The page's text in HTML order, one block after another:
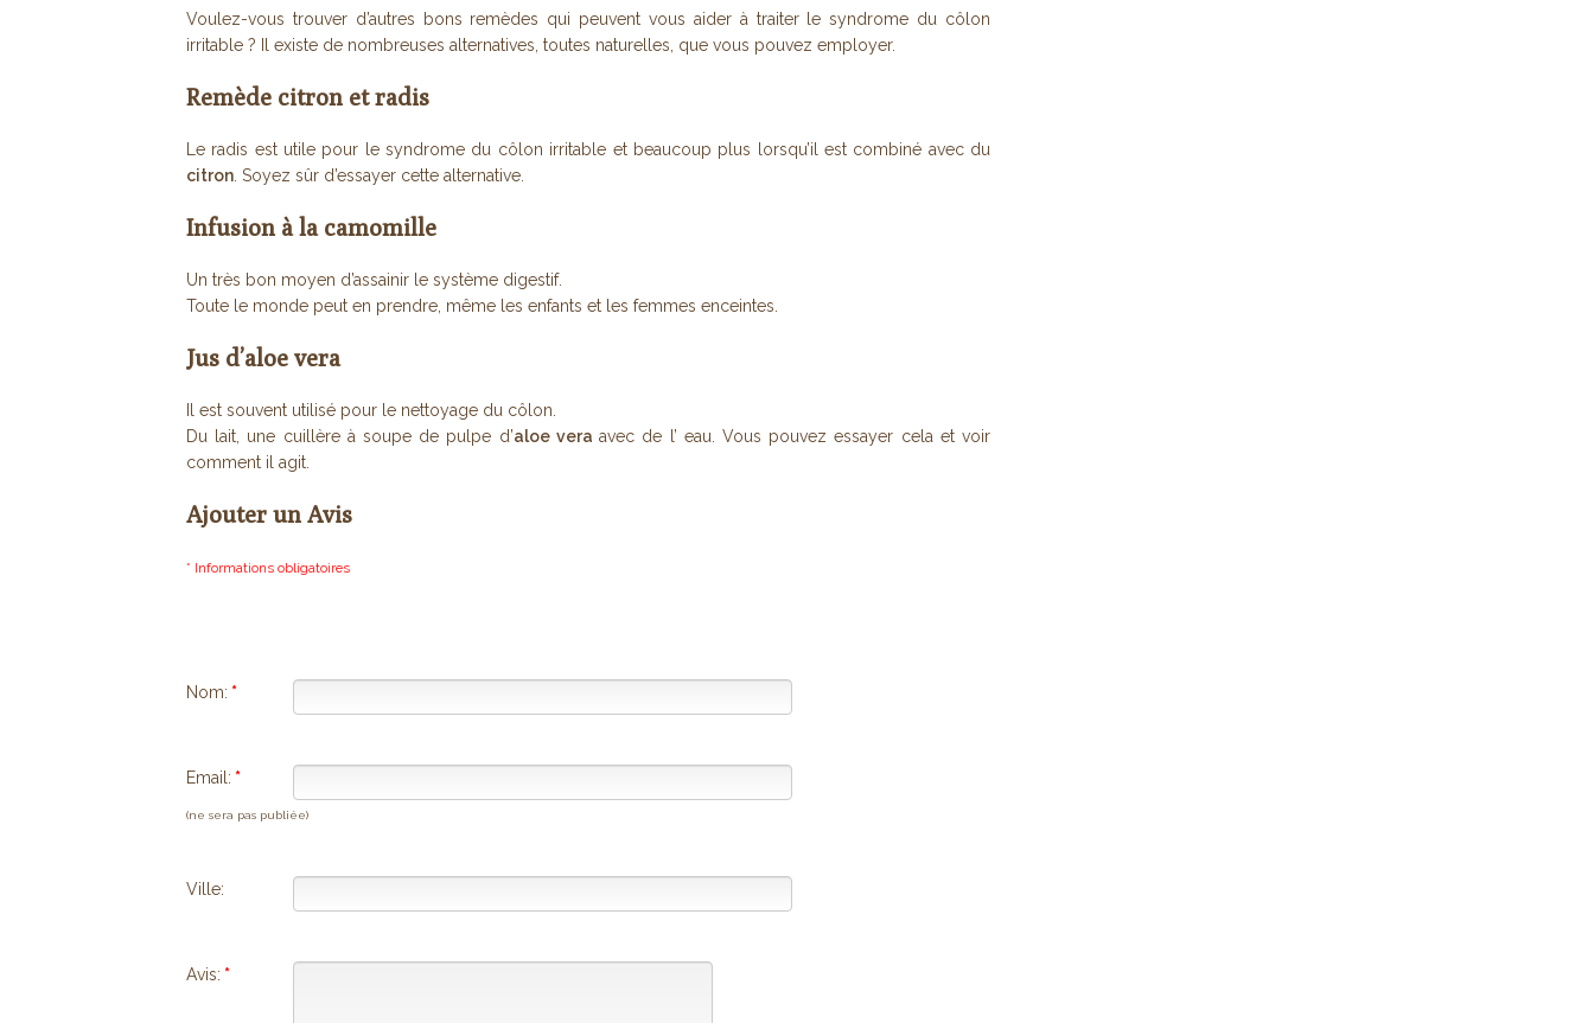
Voulez-vous trouver d’autres bons remèdes qui peuvent vous aider à traiter le syndrome du côlon
irritable ? Il existe de nombreuses alternatives, toutes naturelles, que vous pouvez employer.
Remède citron et radis
Le radis est utile pour le syndrome du côlon irritable et beaucoup plus lorsqu’il est combiné avec du
citron . Soyez sûr d’essayer cette alternative.
Infusion à la camomille
Un très bon moyen d’assainir le système digestif.
Toute le monde peut en prendre, même les enfants et les femmes enceintes.
Jus d’aloe vera
Il est souvent utilisé pour le nettoyage du côlon.
Du lait, une cuillère à soupe de pulpe d’aloe veraavec de l’ eau. Vous pouvez essayer cela et voir
comment il agit.
Ajouter un Avis
* Informations obligatoires
Nom: *
Email: *
(ne sera pas publiée)
Ville:
Avis: *